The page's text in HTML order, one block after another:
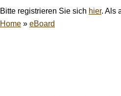
Bitte registrieren Sie sich hier. Als
Home » eBoard